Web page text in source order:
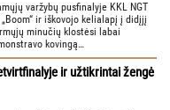
varžybų pusfinalyje KKL NGT
ir iškovojo kelialapį į didįjį
minučių klostėsi labai
kovingą…
ir užtikrintai žengė